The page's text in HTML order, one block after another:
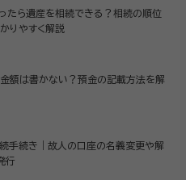
たら遺産を相続できる？相続の順位
りやすく解説
額は書かない？預金の記載方法を解
手続き｜故人の口座の名義変更や解
行